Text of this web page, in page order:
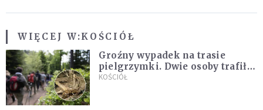
WIĘCEJ W:KOŚCIÓŁ
Groźny wypadek na trasie
pielgrzymki. Dwie osoby trafiły
do szpitala
KOŚCIÓŁ